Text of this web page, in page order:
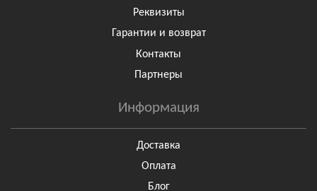
Реквизиты
Гарантии и возврат
Контакты
Партнеры
Информация
Доставка
Оплата
Блог